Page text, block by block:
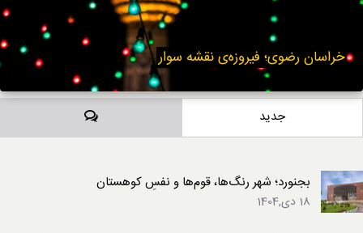
خراسان رضوی؛ فیروزه‌ی نقشه سوار
جدید دیدگاه‌ها
بجنورد؛ شهر رنگ‌ها، قوم‌ها و نفسِ کوهستان
18 دی,1404